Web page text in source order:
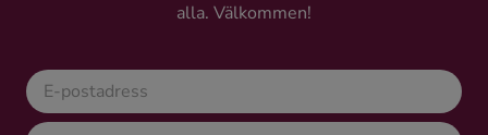
alla. Välkommen!